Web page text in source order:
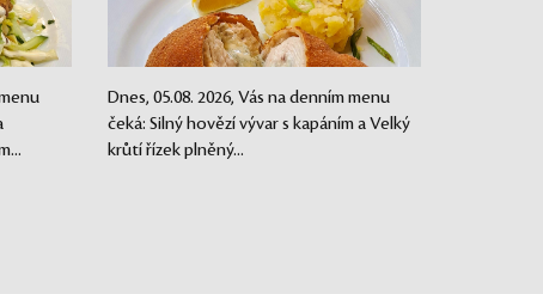
Dnes, 05.08. 2026, Vás na denním menu
čeká: Silný hovězí vývar s kapáním a Velký
krůtí řízek plněný...